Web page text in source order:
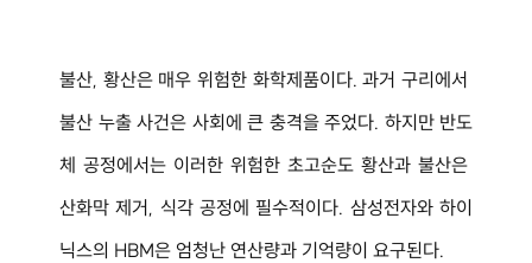
불산, 황산은 매우 위험한 화학제품이다. 과거 구리에서
불산 누출 사건은 사회에 큰 충격을 주었다. 하지만 반도
체 공정에서는 이러한 위험한 초고순도 황산과 불산은
산화막 제거, 식각 공정에 필수적이다. 삼성전자와 하이
닉스의 HBM은 엄청난 연산량과 기억량이 요구된다.